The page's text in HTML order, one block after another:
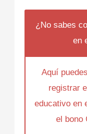
¿No sabes
en
Aquí
registrar
educativo en
el bono